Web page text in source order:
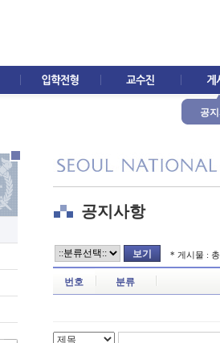
공
공지사항
* 게시물 :
번호 분류